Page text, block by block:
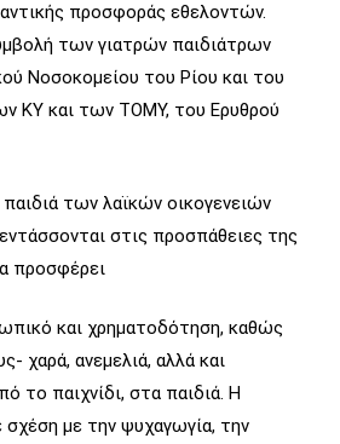
προσφοράς εθελοντών.
των γιατρών παιδιάτρων
Νοσοκομείου του Ρίου και του
ΚΥ και των ΤΟΜΥ, του Ερυθρού
των λαϊκών οικογενειών
στις προσπάθειες της
προσφέρει
και χρηματοδότηση, καθώς
χαρά, ανεμελιά, αλλά και
το παιχνίδι, στα παιδιά. Η
με την ψυχαγωγία, την